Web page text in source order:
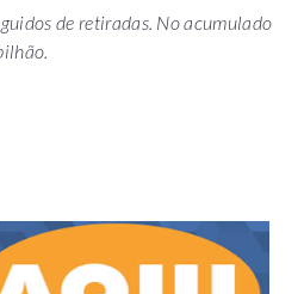
de retiradas. No acumulado